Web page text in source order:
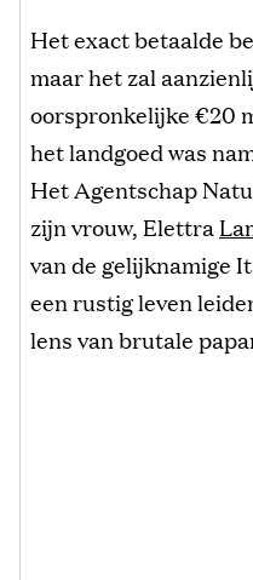
Het exact betaalde
maar het zal
oorspronkelijke €20
het landgoed was
Het Agentschap
zijn vrouw, Elettra
van de gelijknamige
een rustig leven
lens van brutale